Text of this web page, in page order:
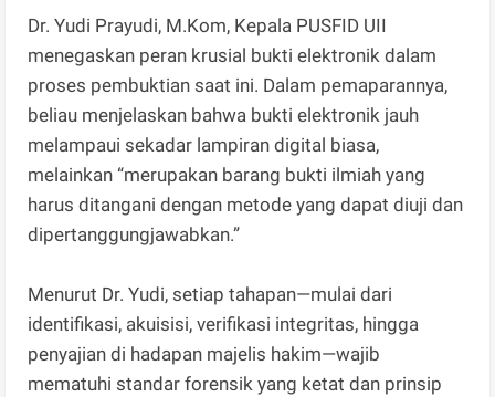
Dr. Yudi Prayudi, M.Kom, Kepala PUSFID UII
menegaskan peran krusial bukti elektronik dalam
proses pembuktian saat ini. Dalam pemaparannya,
beliau menjelaskan bahwa bukti elektronik jauh
melampaui sekadar lampiran digital biasa,
melainkan “merupakan barang bukti ilmiah yang
harus ditangani dengan metode yang dapat diuji dan
dipertanggungjawabkan.”
Menurut Dr. Yudi, setiap tahapan—mulai dari
identifikasi, akuisisi, verifikasi integritas, hingga
penyajian di hadapan majelis hakim—wajib
mematuhi standar forensik yang ketat dan prinsip